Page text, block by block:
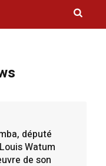
député
Watum
de son